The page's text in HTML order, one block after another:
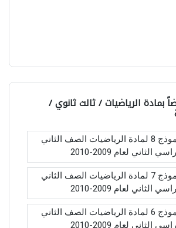
بمادة الرياضيات / ثالث ثانوي /
اختبار نهائي نموذج 8 لمادة الرياضيات الصف الثاني
لعام 2009-2010
اختبار نهائي نموذج 7 لمادة الرياضيات الصف الثاني
لعام 2009-2010
اختبار نهائي نموذج 6 لمادة الرياضيات الصف الثاني
لعام 2009-2010